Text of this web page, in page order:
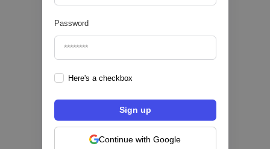
Password
Here's a checkbox
Continue with Google
Fintech salvadoreña TOHKN lanza plataforma
para invertir desde US$10 en acciones de EE.
UU. y criptomonedas